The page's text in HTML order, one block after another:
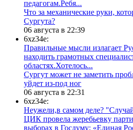
педагогам.Ребя...
​Что за механические руки,
Сургута?
06 августа в 22:39
6xz34e:
Правильные мысли излагает
находить грамотных
областях.Хотелось...
Сургут может не заметить
уйдет из-под ног
06 августа в 22:31
6xz34e:
Неужели,в самом деле?
ЦИК провела жеребьевку
выборах в Госдуму: «Единая